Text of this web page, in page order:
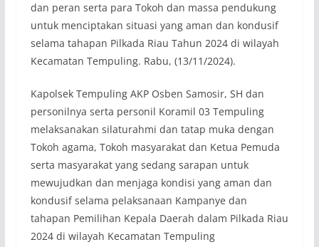
dan peran serta para Tokoh dan massa pendukung
untuk menciptakan situasi yang aman dan kondusif
selama tahapan Pilkada Riau Tahun 2024 di wilayah
Kecamatan Tempuling. Rabu, (13/11/2024).
Kapolsek Tempuling AKP Osben Samosir, SH dan
personilnya serta personil Koramil 03 Tempuling
melaksanakan silaturahmi dan tatap muka dengan
Tokoh agama, Tokoh masyarakat dan Ketua Pemuda
serta masyarakat yang sedang sarapan untuk
mewujudkan dan menjaga kondisi yang aman dan
kondusif selama pelaksanaan Kampanye dan
tahapan Pemilihan Kepala Daerah dalam Pilkada Riau
2024 di wilayah Kecamatan Tempuling